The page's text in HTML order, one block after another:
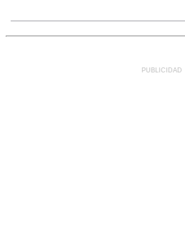
PUBLICIDAD